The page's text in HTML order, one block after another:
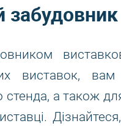
виставок,
стенда, а також